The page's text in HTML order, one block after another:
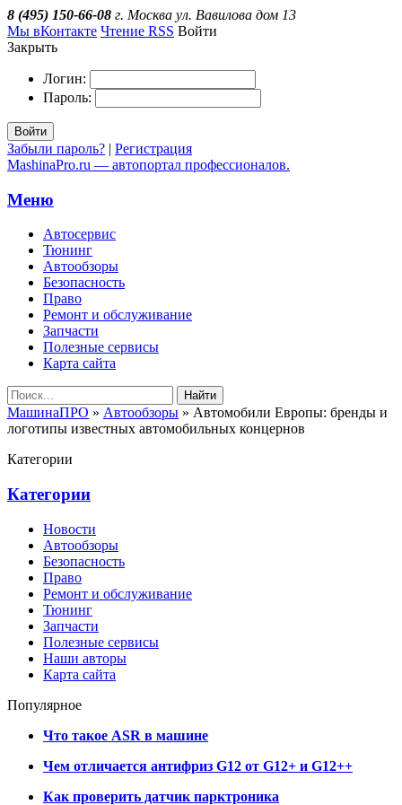
8 (495) 150-66-08 г. Москва ул. Вавилова дом 13
Мы вКонтакте Чтение RSS Войти
Закрыть
Логин:
Пароль:
Войти
Забыли пароль? | Регистрация
MashinaPro.ru — автопортал профессионалов.
Меню
Автосервис
Тюнинг
Автообзоры
Безопасность
Право
Ремонт и обслуживание
Запчасти
Полезные сервисы
Карта сайта
Найти
МашинаПРО » Автообзоры » Автомобили Европы: бренды и
логотипы известных автомобильных концернов
Категории
Категории
Новости
Автообзоры
Безопасность
Право
Ремонт и обслуживание
Тюнинг
Запчасти
Полезные сервисы
Наши авторы
Карта сайта
Популярное
Что такое ASR в машине
Чем отличается антифриз G12 от G12+ и G12++
Как проверить датчик парктроника